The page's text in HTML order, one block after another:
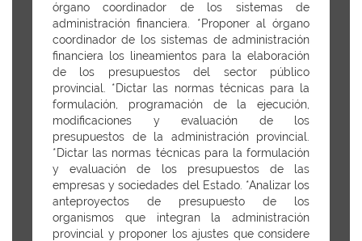
órgano coordinador de los sistemas de
administración financiera. *Proponer al órgano
coordinador de los sistemas de administración
financiera los lineamientos para la elaboración
de los presupuestos del sector público
provincial. *Dictar las normas técnicas para la
formulación, programación de la ejecución,
modificaciones y evaluación de los
presupuestos de la administración provincial.
*Dictar las normas técnicas para la formulación
y evaluación de los presupuestos de las
empresas y sociedades del Estado. *Analizar los
anteproyectos de presupuesto de los
organismos que integran la administración
provincial y proponer los ajustes que considere